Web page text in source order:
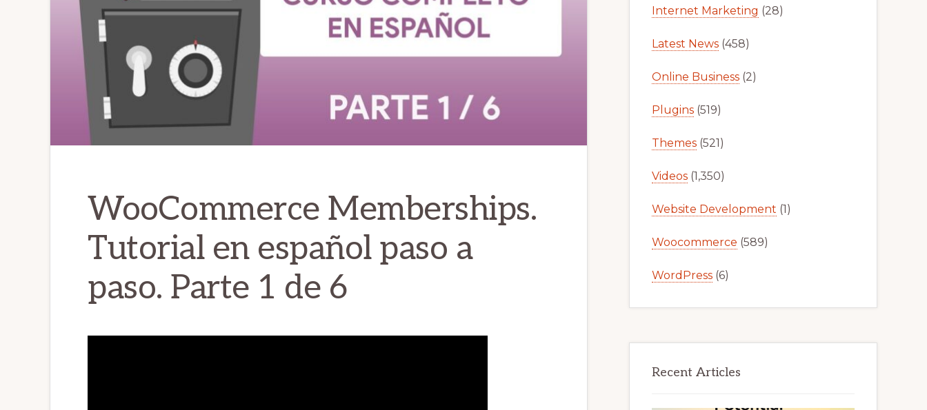
WooCommerce Memberships.
Tutorial en español paso a
paso. Parte 1 de 6
Internet Marketing (28)
Latest News (458)
Online Business (2)
Plugins (519)
Themes (521)
Videos (1,350)
Website Development (1)
Woocommerce (589)
WordPress (6)
Recent Articles